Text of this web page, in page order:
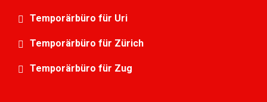
Temporärbüro für Uri
Temporärbüro für Zürich
Temporärbüro für Zug